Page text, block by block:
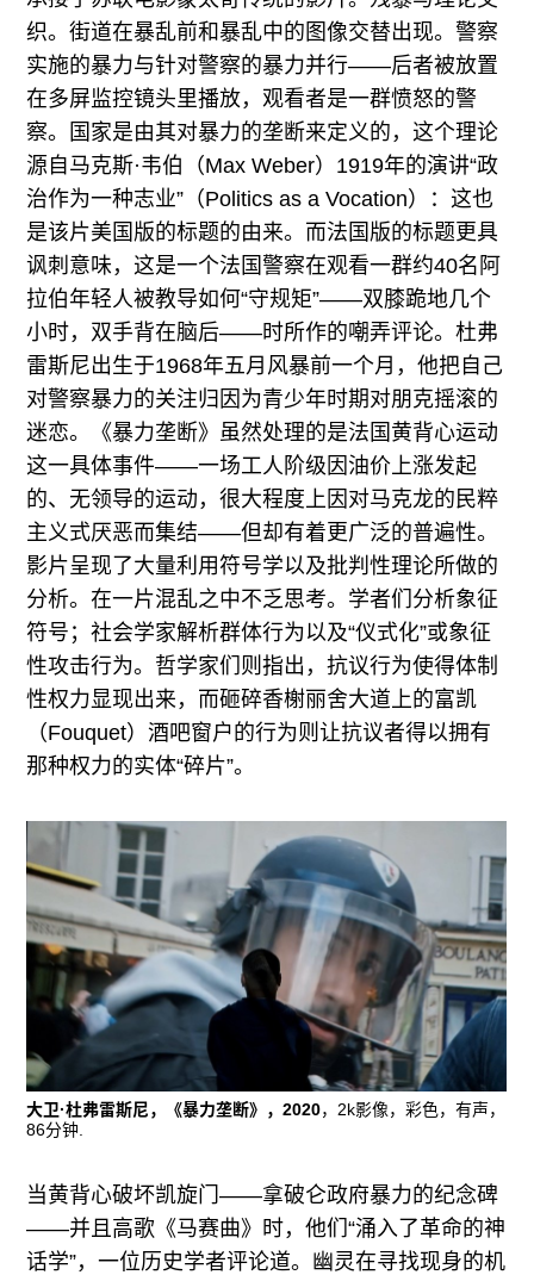
织。街道在暴乱前和暴乱中的图像交替出现。警察
实施的暴力与针对警察的暴力并行——后者被放置
在多屏监控镜头里播放，观看者是一群愤怒的警
察。国家是由其对暴力的垄断来定义的，这个理论
源自马克斯·韦伯（Max Weber）1919年的演讲“政
治作为一种志业”（Politics as a Vocation）：这也
是该片美国版的标题的由来。而法国版的标题更具
讽刺意味，这是一个法国警察在观看一群约40名阿
拉伯年轻人被教导如何“守规矩”——双膝跪地几个
小时，双手背在脑后——时所作的嘲弄评论。杜弗
雷斯尼出生于1968年五月风暴前一个月，他把自己
对警察暴力的关注归因为青少年时期对朋克摇滚的
迷恋。《暴力垄断》虽然处理的是法国黄背心运动
这一具体事件——一场工人阶级因油价上涨发起
的、无领导的运动，很大程度上因对马克龙的民粹
主义式厌恶而集结——但却有着更广泛的普遍性。
影片呈现了大量利用符号学以及批判性理论所做的
分析。在一片混乱之中不乏思考。学者们分析象征
符号；社会学家解析群体行为以及“仪式化”或象征
性攻击行为。哲学家们则指出，抗议行为使得体制
性权力显现出来，而砸碎香榭丽舍大道上的富凯
（Fouquet）酒吧窗户的行为则让抗议者得以拥有
那种权力的实体“碎片”。
大卫·杜弗雷斯尼，《暴力垄断》，2020，2k影像，彩色，有声，
86分钟.
当黄背心破坏凯旋门——拿破仑政府暴力的纪念碑
——并且高歌《马赛曲》时，他们“涌入了革命的神
话学”，一位历史学者评论道。幽灵在寻找现身的机